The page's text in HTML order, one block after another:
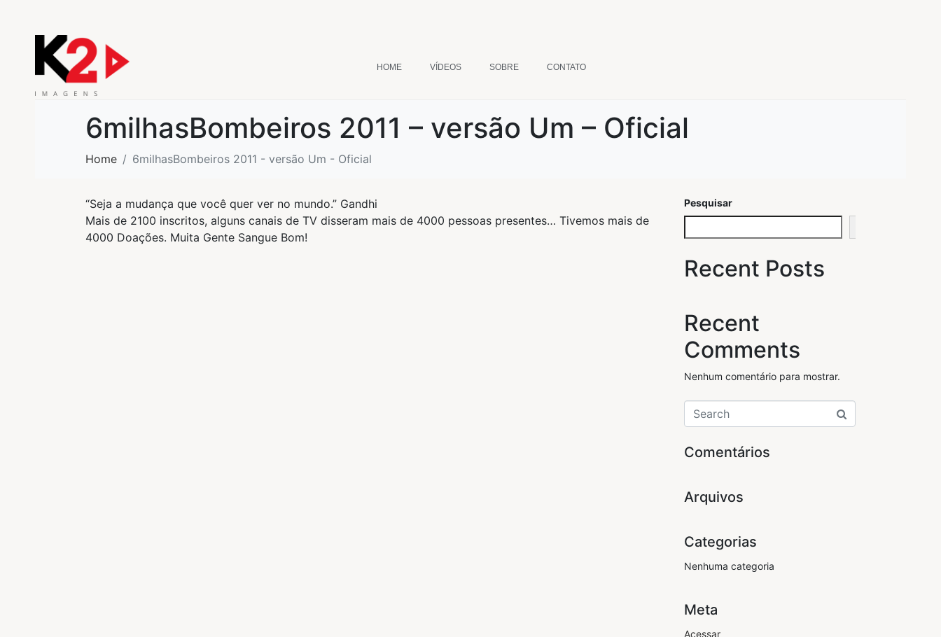
HOME VÍDEOS SOBRE CONTATO
6milhasBombeiros 2011 – versão Um – Oficial
Home 6milhasBombeiros 2011 - versão Um - Oficial
“Seja a mudança que você quer ver no mundo.” Gandhi
Mais de 2100 inscritos, alguns canais de TV disseram mais de 4000 pessoas presentes… Tivemos mais de
4000 Doações. Muita Gente Sangue Bom!
Pesquisar
Recent Posts
Recent
Comments
Nenhum comentário para mostrar.
Comentários
Arquivos
Categorias
Nenhuma categoria
Meta
Acessar